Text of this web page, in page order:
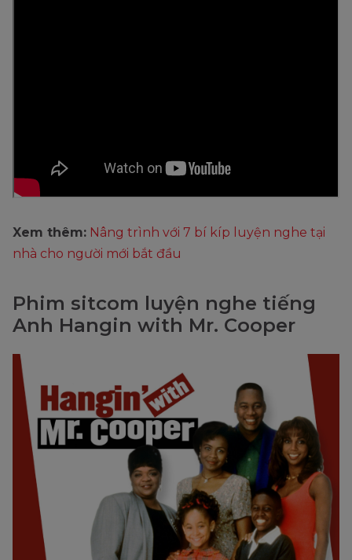
Xem thêm: Nâng trình với 7 bí kíp luyện nghe tại
nhà cho người mới bắt đầu
Phim sitcom luyện nghe tiếng
Anh Hangin with Mr. Cooper